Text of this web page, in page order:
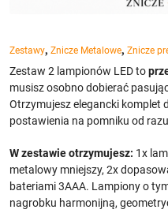
Zestawy, Znicze Metalowe, Znicze
Zestaw 2 lampionów LED to
musisz osobno dobierać
Otrzymujesz elegancki komplet
postawienia na pomniku od
W zestawie otrzymujesz: 1x
metalowy mniejszy, 2x
bateriami 3AAA. Lampiony o
nagrobku harmonijną,